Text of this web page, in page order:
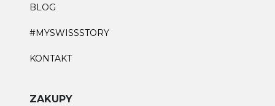
BLOG
#MYSWISSSTORY
KONTAKT
ZAKUPY